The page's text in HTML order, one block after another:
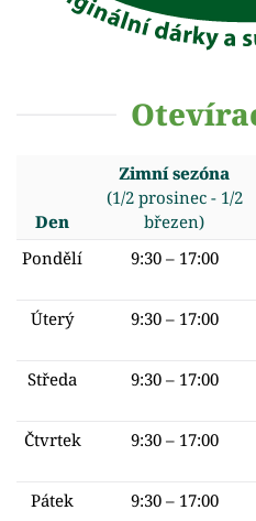
Den
Zimní sezóna
(1/2 prosinec - 1/2
březen)
Pondělí
9:30 – 17:00
Úterý
9:30 – 17:00
Středa
9:30 – 17:00
Čtvrtek
9:30 – 17:00
Pátek
9:30 – 17:00